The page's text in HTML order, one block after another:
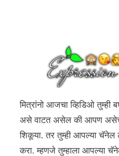
मित्रांनो आजचा व्हिडिओ तुम्ही
असे वाटत असेल की आपण असेच
शिकूया. तर तुम्ही आपल्या
करा. म्हणजे तुम्हाला आपल्या